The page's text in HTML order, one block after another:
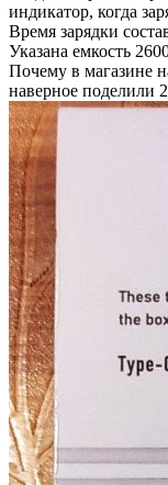
индикатор, когда
Время зарядки
Указана емкость
Почему в магазине
наверное поделили